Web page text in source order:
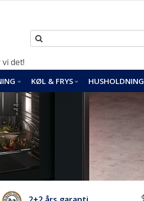
det!
KØL & FRYS HUSHOLDNING